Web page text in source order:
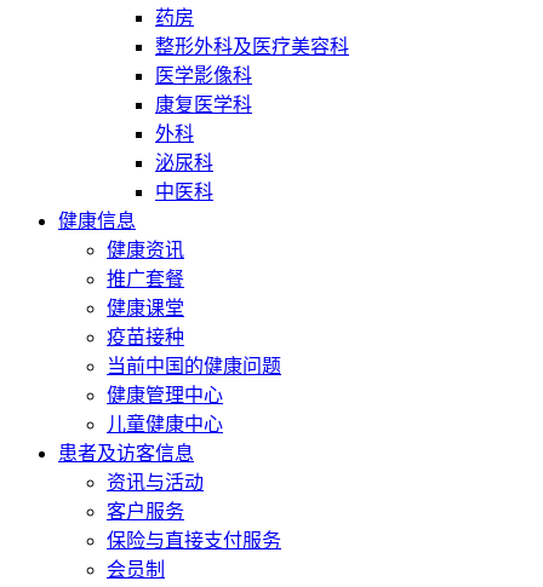
药房
整形外科及医疗美容科
医学影像科
康复医学科
外科
泌尿科
中医科
健康信息
健康资讯
推广套餐
健康课堂
疫苗接种
当前中国的健康问题
健康管理中心
儿童健康中心
患者及访客信息
资讯与活动
客户服务
保险与直接支付服务
会员制